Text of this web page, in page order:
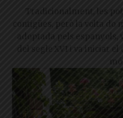
Tradicionalment, les
contigües, però la volta do
adoptada pels espanyols,
del segle XVI i va iniciar el